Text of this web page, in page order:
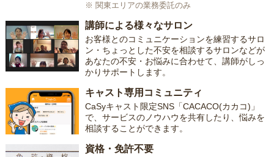
※ 関東エリアの業務委託のみ
講師による様々なサロン
お客様とのコミュニケーションを練習するサロ
ン・ちょっとした不安を相談するサロンなどが
あなたの不安・お悩みに合わせて、講師がしっ
かりサポートします。
キャスト専用コミュニティ
CaSyキャスト限定SNS「CACACO(カカコ)」
で、サービスのノウハウを共有したり、悩みを
相談することができます。
資格・免許不要